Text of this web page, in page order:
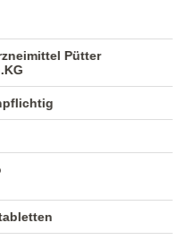
Pütter